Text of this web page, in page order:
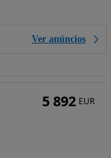
Ver anúncios
5 892 EUR